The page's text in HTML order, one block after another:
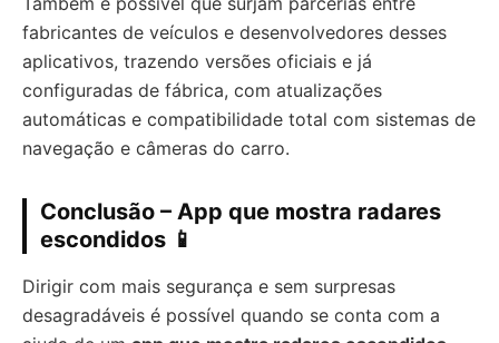
fabricantes de veículos e desenvolvedores desses
aplicativos, trazendo versões oficiais e já
configuradas de fábrica, com atualizações
automáticas e compatibilidade total com sistemas de
navegação e câmeras do carro.
Conclusão – App que mostra radares
escondidos 📱
Dirigir com mais segurança e sem surpresas
desagradáveis é possível quando se conta com a